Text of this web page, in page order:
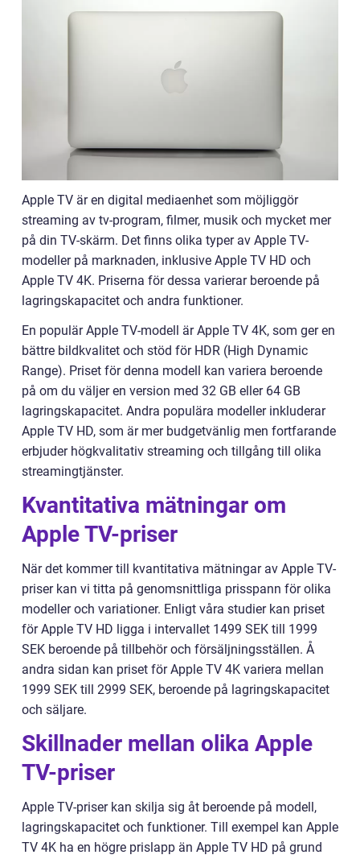
Apple TV är en digital mediaenhet som möjliggör
streaming av tv-program, filmer, musik och mycket mer
på din TV-skärm. Det finns olika typer av Apple TV-
modeller på marknaden, inklusive Apple TV HD och
Apple TV 4K. Priserna för dessa varierar beroende på
lagringskapacitet och andra funktioner.
En populär Apple TV-modell är Apple TV 4K, som ger en
bättre bildkvalitet och stöd för HDR (High Dynamic
Range). Priset för denna modell kan variera beroende
på om du väljer en version med 32 GB eller 64 GB
lagringskapacitet. Andra populära modeller inkluderar
Apple TV HD, som är mer budgetvänlig men fortfarande
erbjuder högkvalitativ streaming och tillgång till olika
streamingtjänster.
Kvantitativa mätningar om
Apple TV-priser
När det kommer till kvantitativa mätningar av Apple TV-
priser kan vi titta på genomsnittliga prisspann för olika
modeller och variationer. Enligt våra studier kan priset
för Apple TV HD ligga i intervallet 1499 SEK till 1999
SEK beroende på tillbehör och försäljningsställen. Å
andra sidan kan priset för Apple TV 4K variera mellan
1999 SEK till 2999 SEK, beroende på lagringskapacitet
och säljare.
Skillnader mellan olika Apple
TV-priser
Apple TV-priser kan skilja sig åt beroende på modell,
lagringskapacitet och funktioner. Till exempel kan Apple
TV 4K ha en högre prislapp än Apple TV HD på grund